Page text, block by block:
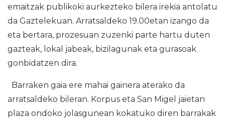
emaitzak publikoki aurkezteko bilera irekia antolatu
da Gaztelekuan. Arratsaldeko 19.00etan izango da
eta bertara, prozesuan zuzenki parte hartu duten
gazteak, lokal jabeak, bizilagunak eta gurasoak
gonbidatzen dira.
Barraken gaia ere mahai gainera aterako da
arratsaldeko bileran. Korpus eta San Migel jaietan
plaza ondoko jolasgunean kokatuko diren barrakak